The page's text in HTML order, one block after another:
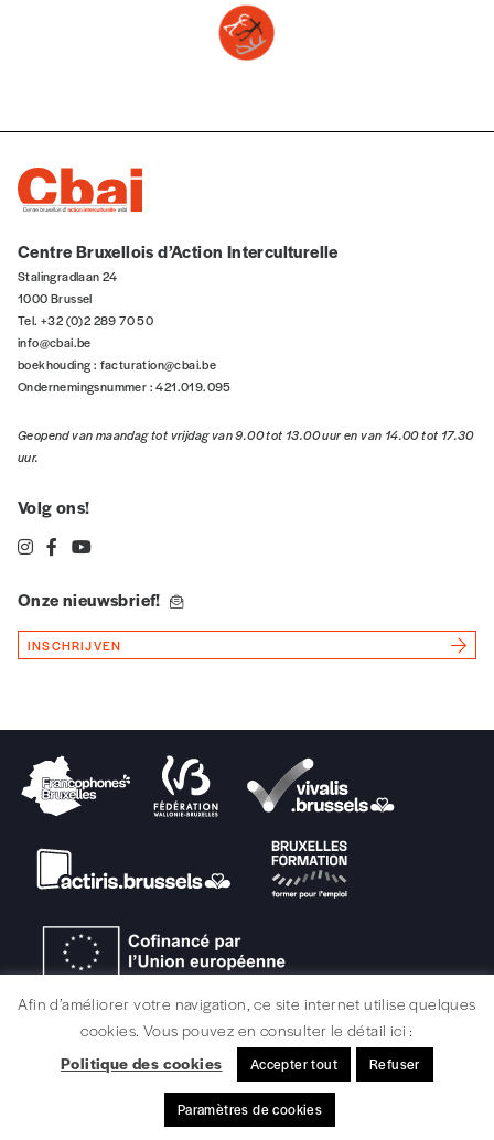
JURIDISCHE INFORMATIE / CREDITS
Afin d’améliorer votre navigation, ce site internet utilise quelques
cookies. Vous pouvez en consulter le détail ici :
Politique des cookies
Accepter tout Refuser
Paramètres de cookies